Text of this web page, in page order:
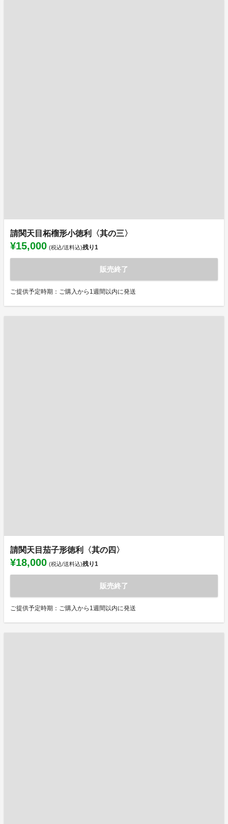
請関天目柘榴形小徳利〈其の三〉
¥15,000 (税込/送料込)残り1
販売終了
ご提供予定時期：ご購入から1週間以内に発送
請関天目茄子形徳利〈其の四〉
¥18,000 (税込/送料込)残り1
販売終了
ご提供予定時期：ご購入から1週間以内に発送